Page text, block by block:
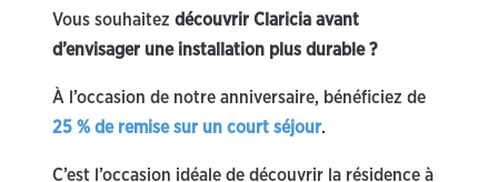
Vous souhaitez découvrir Claricia avant
d’envisager une installation plus durable ?
À l’occasion de notre anniversaire, bénéficiez de
25 % de remise sur un court séjour.
C’est l’occasion idéale de découvrir la résidence à